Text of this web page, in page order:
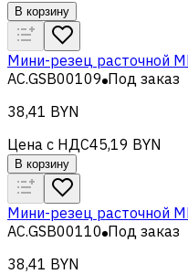
В корзину
Мини-резец расточной
AC.GSB00109 Под заказ
38,41 BYN
Цена с НДС45,19 BYN
В корзину
Мини-резец расточной
AC.GSB00110 Под заказ
38,41 BYN